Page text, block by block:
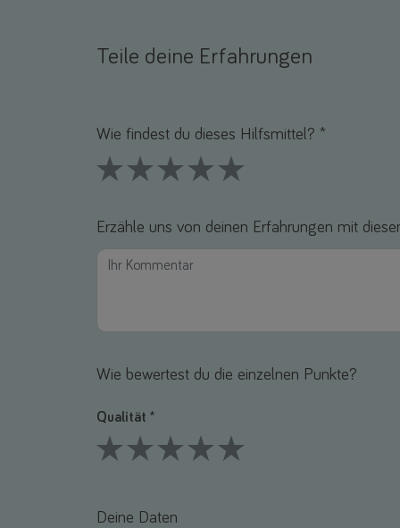
Teile deine Erfahrungen
Wie findest du dieses Hilfsmittel? *
Erzähle uns von deinen Erfahrungen mit
Wie bewertest du die einzelnen Punkte?
Qualität *
Deine Daten